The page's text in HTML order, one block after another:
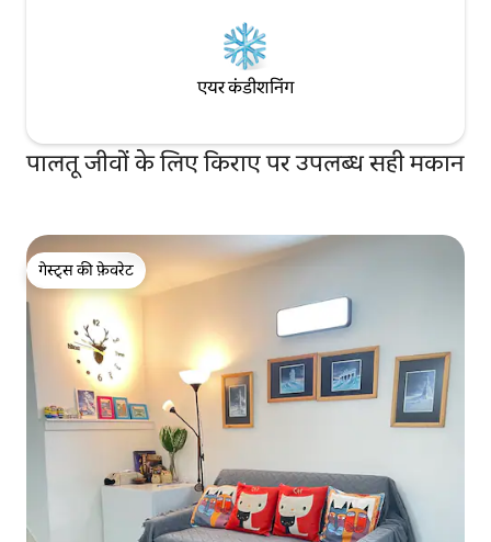
एयर कंडीशनिंग
पालतू जीवों के लिए किराए पर उपलब्ध सही मकान
गेस्ट्स की फ़ेवरेट
गेस्ट्स की फ़ेवरेट